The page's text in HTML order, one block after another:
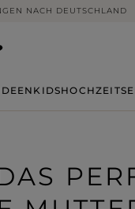
VON GRÜNDEN
KIDS